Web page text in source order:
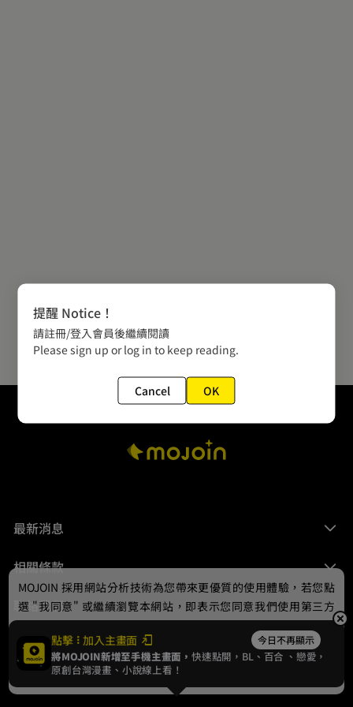
最新消息
相關條款
聯絡我們
© 2024 gamania Digital Entertainment Co., Ltd.
點擊 加入主畫面 今日不再顯示
將MOJOIN新增至手機主畫面，快速點開，BL、 百合 、戀愛，
原創台灣漫畫、小說線上看！
MOJOIN 採用網站分析技術為您帶來更優質的使用體驗，若您點
選 "我同意" 或繼續瀏覽本網站，即表示您同意我們使用第三方
Cookie，欲瞭解更多資訊請見隱私權政策。
我同意
提醒 Notice！
請註冊/登入會員後繼續閱讀
Please sign up or log in to keep reading.
Cancel OK